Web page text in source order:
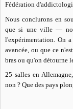
Fédération
Nous conclurons en
que si une ville —
l'expérimentation. On
avancée, ou que ce
bras ou qu'on détourne
25 salles en
non ? Que des pays